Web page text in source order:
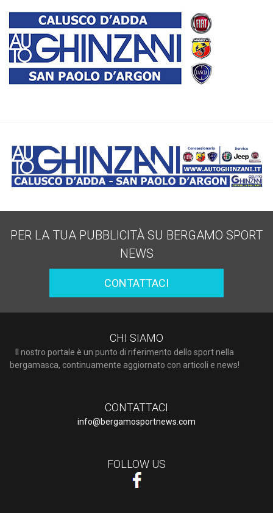
PER LA TUA PUBBLICITÀ SU BERGAMO SPORT
NEWS
CONTATTACI
CHI SIAMO
Il nostro portale è un punto di riferimento dello sport nella
bergamasca, continuamente aggiornato con articoli e news!
CONTATTACI
info@bergamosportnews.com
FOLLOW US